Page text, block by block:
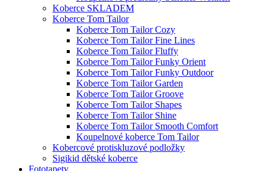
Koberce SKLADEM
Koberce Tom Tailor
Koberce Tom Tailor Cozy
Koberce Tom Tailor Fine Lines
Koberce Tom Tailor Fluffy
Koberce Tom Tailor Funky Orient
Koberce Tom Tailor Funky Outdoor
Koberce Tom Tailor Garden
Koberce Tom Tailor Groove
Koberce Tom Tailor Shapes
Koberce Tom Tailor Shine
Koberce Tom Tailor Smooth Comfort
Koupelnové koberce Tom Tailor
Kobercové protiskluzové podložky
Sigikid dětské koberce
Fototapety